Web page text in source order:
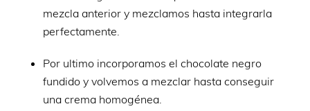
mezcla anterior y mezclamos hasta integrarla
perfectamente.
Por ultimo incorporamos el chocolate negro
fundido y volvemos a mezclar hasta conseguir
una crema homogénea.